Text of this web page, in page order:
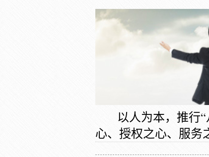
以人为本，推行
心、授权之心、服务